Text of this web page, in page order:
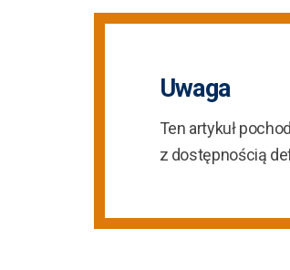
Uwaga
Ten artykuł
z dostępnością